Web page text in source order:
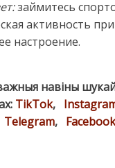
займитесь
активность
настроение.
навіны
TikTok,
Telegram, Facebook